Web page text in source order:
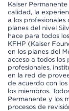
Kaiser
calidad, la
a los profesionales
planes del nivel
hace para todos
KFHP (Kaiser
en los planes del
acceso a todos los
profesionales,
en la red de
de acuerdo con
los miembros.
Permanente y los
procesos de